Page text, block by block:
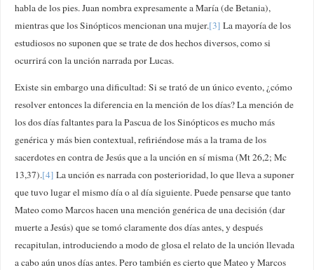
habla de los pies. Juan nombra expresamente a María (de Betania),
mientras que los Sinópticos mencionan una mujer.[3] La mayoría de los
estudiosos no suponen que se trate de dos hechos diversos, como si
ocurrirá con la unción narrada por Lucas.
Existe sin embargo una dificultad: Si se trató de un único evento, ¿cómo
resolver entonces la diferencia en la mención de los días? La mención de
los dos días faltantes para la Pascua de los Sinópticos es mucho más
genérica y más bien contextual, refiriéndose más a la trama de los
sacerdotes en contra de Jesús que a la unción en sí misma (Mt 26,2; Mc
13,37).[4] La unción es narrada con posterioridad, lo que lleva a suponer
que tuvo lugar el mismo día o al día siguiente. Puede pensarse que tanto
Mateo como Marcos hacen una mención genérica de una decisión (dar
muerte a Jesús) que se tomó claramente dos días antes, y después
recapitulan, introduciendo a modo de glosa el relato de la unción llevada
a cabo aún unos días antes. Pero también es cierto que Mateo y Marcos